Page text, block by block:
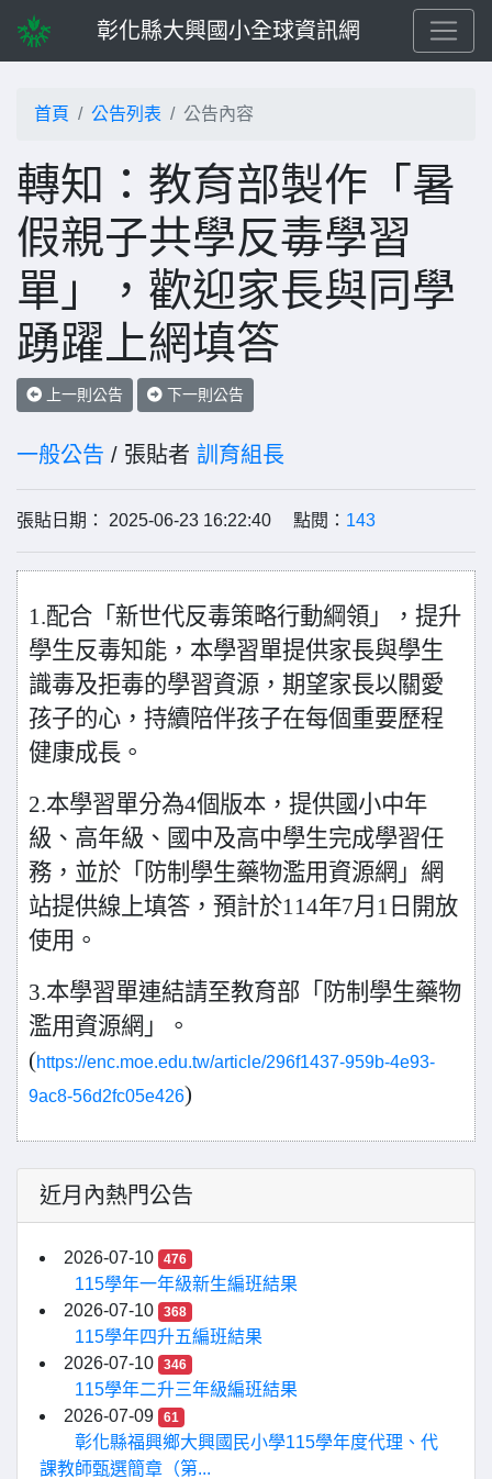
彰化縣大興國小全球資訊網
首頁 公告列表 公告內容
轉知：教育部製作「暑
假親子共學反毒學習
單」，歡迎家長與同學
踴躍上網填答
上一則公告 下一則公告
一般公告 / 張貼者 訓育組長
張貼日期： 2025-06-23 16:22:40 點閱： 143
1.配合「新世代反毒策略行動綱領」，提升
學生反毒知能，本學習單提供家長與學生
識毒及拒毒的學習資源，期望家長以關愛
孩子的心，持續陪伴孩子在每個重要歷程
健康成長。
2.本學習單分為4個版本，提供國小中年
級、高年級、國中及高中學生完成學習任
務，並於「防制學生藥物濫用資源網」網
站提供線上填答，預計於114年7月1日開放
使用。
3.本學習單連結請至教育部「防制學生藥物
濫用資源網」。
(https://enc.moe.edu.tw/article/296f1437-959b-4e93-
9ac8-56d2fc05e426)
近月內熱門公告
2026-07-10 476
115學年一年級新生編班結果
2026-07-10
368
115學年四升五編班結果
2026-07-10
346
115學年二升三年級編班結果
2026-07-09
61
彰化縣福興鄉大興國民小學115學年度代理、代
課教師甄選簡章（第...